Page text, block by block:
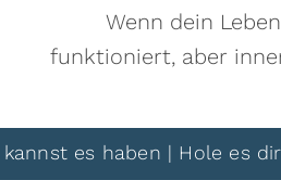
Wenn dein
funktioniert, aber
haben | Hole es dir hier